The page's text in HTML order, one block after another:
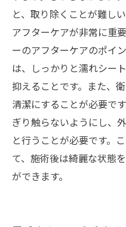
と、取り除くことが難し
アフターケアが非常に重
ーのアフターケアのポイ
は、しっかりと濡れシー
抑えることです。また、
清潔にすることが必要で
ぎり触らないようにし、
と行うことが必要です。
て、施術後は綺麗な状態
ができます。